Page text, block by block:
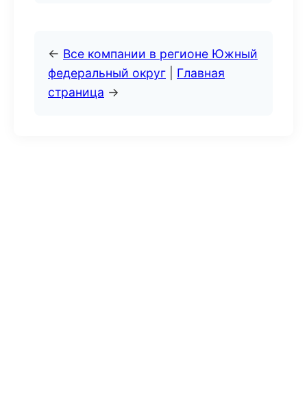
← Все компании в регионе Южный
федеральный округ
Главная
страница →